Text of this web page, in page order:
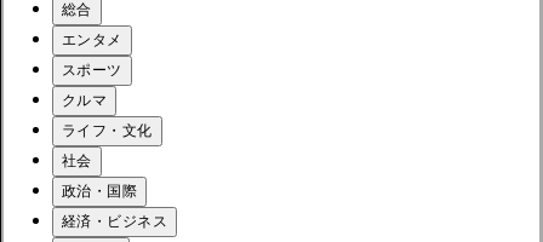
総合
エンタメ
スポーツ
クルマ
ライフ・文化
社会
政治・国際
経済・ビジネス